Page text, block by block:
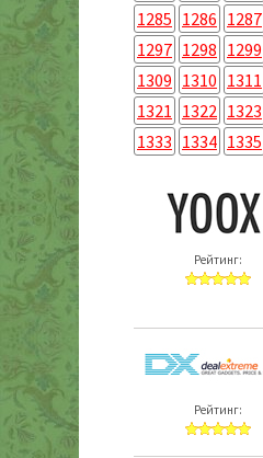
1285 1286 1287
1297 1298 1299
1309 1310 1311
1321 1322 1323
1333 1334 1335
Рейтинг:
Рейтинг: